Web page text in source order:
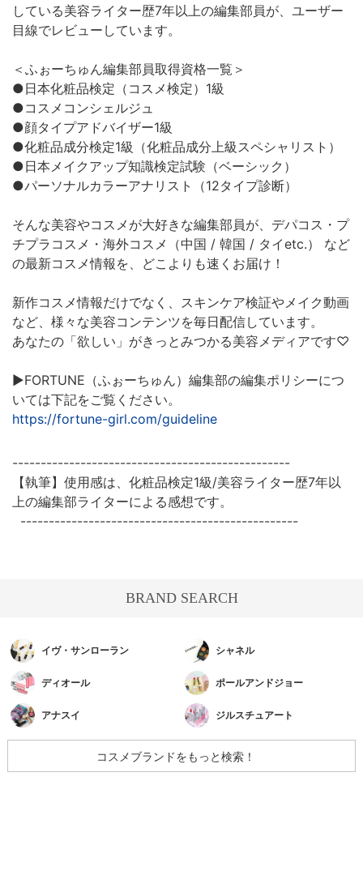
している美容ライター歴7年以上の編集部員が、ユーザー
目線でレビューしています。
＜ふぉーちゅん編集部員取得資格一覧＞
●日本化粧品検定（コスメ検定）1級
●コスメコンシェルジュ
●顔タイプアドバイザー1級
●化粧品成分検定1級（化粧品成分上級スペシャリスト）
●日本メイクアップ知識検定試験（ベーシック）
●パーソナルカラーアナリスト（12タイプ診断）
そんな美容やコスメが大好きな編集部員が、デパコス・プ
チプラコスメ・海外コスメ（中国 / 韓国 / タイetc.） など
の最新コスメ情報を、どこよりも速くお届け！
新作コスメ情報だけでなく、スキンケア検証やメイク動画
など、様々な美容コンテンツを毎日配信しています。
あなたの「欲しい」がきっとみつかる美容メディアです♡
▶︎FORTUNE（ふぉーちゅん）編集部の編集ポリシーにつ
いては下記をご覧ください。
https://fortune-girl.com/guideline
-------------------------------------------------
【執筆】使用感は、化粧品検定1級/美容ライター歴7年以
上の編集部ライターによる感想です。
-------------------------------------------------
BRAND SEARCH
イヴ・サンローラン シャネル
ディオール ポールアンドジョー
アナスイ ジルスチュアート
コスメブランドをもっと検索！